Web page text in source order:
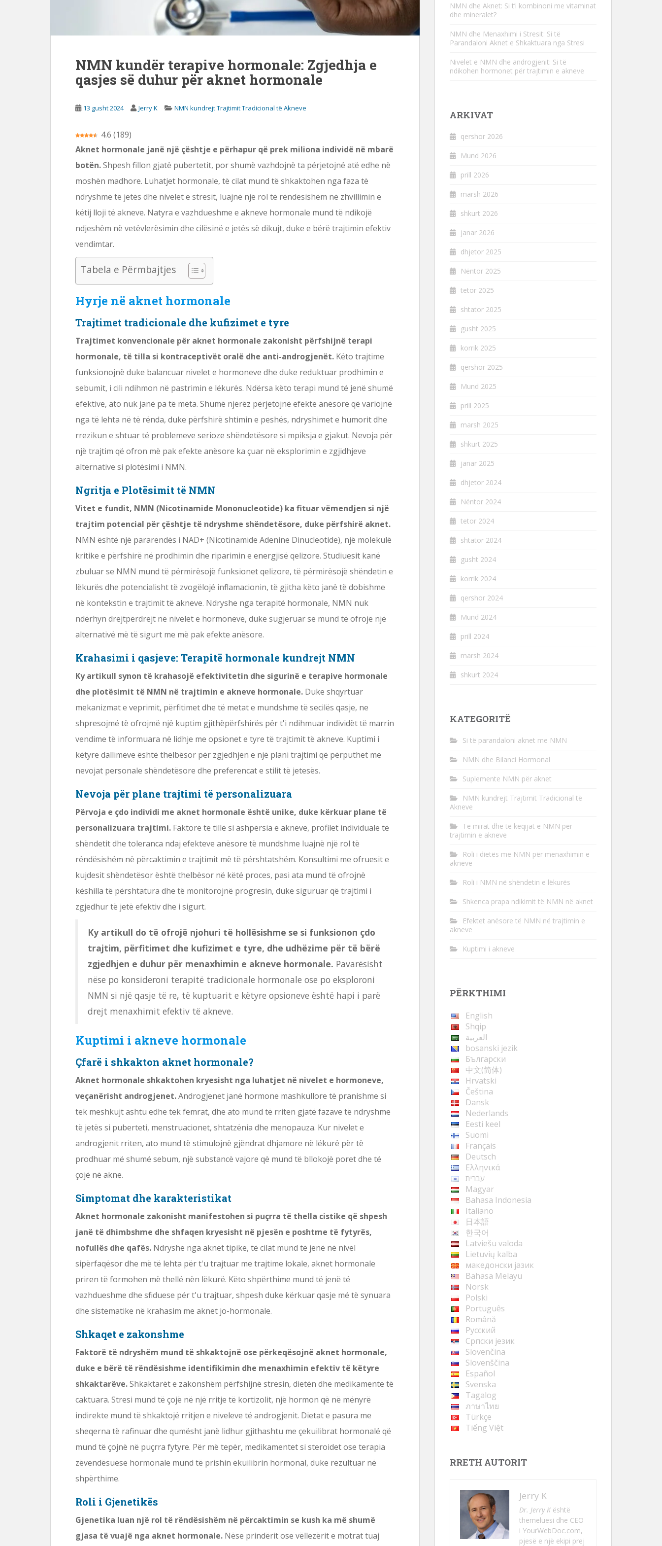
NMN kundër terapive hormonale: Zgjedhja e
qasjes së duhur për aknet hormonale
13 gusht 2024 Jerry K NMN kundrejt Trajtimit Tradicional të Akneve
4.6 (189)
Aknet hormonale janë një çështje e përhapur që prek miliona individë në mbarë
botën.Shpesh fillon gjatë pubertetit, por shumë vazhdojnë ta përjetojnë atë edhe në
moshën madhore. Luhatjet hormonale, të cilat mund të shkaktohen nga faza të
ndryshme të jetës dhe nivelet e stresit, luajnë një rol të rëndësishëm në zhvillimin e
këtij lloji të akneve. Natyra e vazhdueshme e akneve hormonale mund të ndikojë
ndjeshëm në vetëvlerësimin dhe cilësinë e jetës së dikujt, duke e bërë trajtimin efektiv
vendimtar.
Tabela e Përmbajtjes
Hyrje në aknet hormonale
Trajtimet tradicionale dhe kufizimet e tyre
Trajtimet konvencionale për aknet hormonale zakonisht përfshijnë terapi
hormonale, të tilla si kontraceptivët oralë dhe anti-androgjenët. Këto trajtime
funksionojnë duke balancuar nivelet e hormoneve dhe duke reduktuar prodhimin e
sebumit, i cili ndihmon në pastrimin e lëkurës. Ndërsa këto terapi mund të jenë shumë
efektive, ato nuk janë pa të meta. Shumë njerëz përjetojnë efekte anësore që variojnë
nga të lehta në të rënda, duke përfshirë shtimin e peshës, ndryshimet e humorit dhe
rrezikun e shtuar të problemeve serioze shëndetësore si mpiksja e gjakut. Nevoja për
një trajtim që ofron më pak efekte anësore ka çuar në eksplorimin e zgjidhjeve
alternative si plotësimi i NMN.
Ngritja e Plotësimit të NMN
Vitet e fundit, NMN (Nicotinamide Mononucleotide) ka fituar vëmendjen si një
trajtim potencial për çështje të ndryshme shëndetësore, duke përfshirë aknet.
NMN është një pararendës i NAD+ (Nicotinamide Adenine Dinucleotide), një molekulë
kritike e përfshirë në prodhimin dhe riparimin e energjisë qelizore. Studiuesit kanë
zbuluar se NMN mund të përmirësojë funksionet qelizore, të përmirësojë shëndetin e
lëkurës dhe potencialisht të zvogëlojë inflamacionin, të gjitha këto janë të dobishme
në kontekstin e trajtimit të akneve. Ndryshe nga terapitë hormonale, NMN nuk
ndërhyn drejtpërdrejt në nivelet e hormoneve, duke sugjeruar se mund të ofrojë një
alternativë më të sigurt me më pak efekte anësore.
Krahasimi i qasjeve: Terapitë hormonale kundrejt NMN
Ky artikull synon të krahasojë efektivitetin dhe sigurinë e terapive hormonale
dhe plotësimit të NMN në trajtimin e akneve hormonale. Duke shqyrtuar
mekanizmat e veprimit, përfitimet dhe të metat e mundshme të secilës qasje, ne
shpresojmë të ofrojmë një kuptim gjithëpërfshirës për t'i ndihmuar individët të marrin
vendime të informuara në lidhje me opsionet e tyre të trajtimit të akneve. Kuptimi i
këtyre dallimeve është thelbësor për zgjedhjen e një plani trajtimi që përputhet me
nevojat personale shëndetësore dhe preferencat e stilit të jetesës.
Nevoja për plane trajtimi të personalizuara
Përvoja e çdo individi me aknet hormonale është unike, duke kërkuar plane të
personalizuara trajtimi. Faktorë të tillë si ashpërsia e akneve, profilet individuale të
shëndetit dhe toleranca ndaj efekteve anësore të mundshme luajnë një rol të
rëndësishëm në përcaktimin e trajtimit më të përshtatshëm. Konsultimi me ofruesit e
kujdesit shëndetësor është thelbësor në këtë proces, pasi ata mund të ofrojnë
këshilla të përshtatura dhe të monitorojnë progresin, duke siguruar që trajtimi i
zgjedhur të jetë efektiv dhe i sigurt.
Ky artikull do të ofrojë njohuri të hollësishme se si funksionon çdo
trajtim, përfitimet dhe kufizimet e tyre, dhe udhëzime për të bërë
zgjedhjen e duhur për menaxhimin e akneve hormonale. Pavarësisht
nëse po konsideroni terapitë tradicionale hormonale ose po eksploroni
NMN si një qasje të re, të kuptuarit e këtyre opsioneve është hapi i parë
drejt menaxhimit efektiv të akneve.
Kuptimi i akneve hormonale
Çfarë i shkakton aknet hormonale?
Aknet hormonale shkaktohen kryesisht nga luhatjet në nivelet e hormoneve,
veçanërisht androgjenet.Androgjenet janë hormone mashkullore të pranishme si
tek meshkujt ashtu edhe tek femrat, dhe ato mund të rriten gjatë fazave të ndryshme
të jetës si puberteti, menstruacionet, shtatzënia dhe menopauza. Kur nivelet e
androgjenit rriten, ato mund të stimulojnë gjëndrat dhjamore në lëkurë për të
prodhuar më shumë sebum, një substancë vajore që mund të bllokojë poret dhe të
çojë në akne.
Simptomat dhe karakteristikat
Aknet hormonale zakonisht manifestohen si puçrra të thella cistike që shpesh
janë të dhimbshme dhe shfaqen kryesisht në pjesën e poshtme të fytyrës,
nofullës dhe qafës. Ndryshe nga aknet tipike, të cilat mund të jenë në nivel
sipërfaqësor dhe më të lehta për t'u trajtuar me trajtime lokale, aknet hormonale
priren të formohen më thellë nën lëkurë. Këto shpërthime mund të jenë të
vazhdueshme dhe sfiduese për t'u trajtuar, shpesh duke kërkuar qasje më të synuara
dhe sistematike në krahasim me aknet jo-hormonale.
Shkaqet e zakonshme
Faktorë të ndryshëm mund të shkaktojnë ose përkeqësojnë aknet hormonale,
duke e bërë të rëndësishme identifikimin dhe menaxhimin efektiv të këtyre
shkaktarëve.Shkaktarët e zakonshëm përfshijnë stresin, dietën dhe medikamente të
caktuara. Stresi mund të çojë në një rritje të kortizolit, një hormon që në mënyrë
indirekte mund të shkaktojë rritjen e niveleve të androgjenit. Dietat e pasura me
sheqerna të rafinuar dhe qumësht janë lidhur gjithashtu me çekuilibrat hormonalë që
mund të çojnë në puçrra fytyre. Për më tepër, medikamentet si steroidet ose terapia
zëvendësuese hormonale mund të prishin ekuilibrin hormonal, duke rezultuar në
shpërthime.
Roli i Gjenetikës
Gjenetika luan një rol të rëndësishëm në përcaktimin se kush ka më shumë
gjasa të vuajë nga aknet hormonale. Nëse prindërit ose vëllezërit e motrat tuaj
NMN dhe Aknet: Si t’i kombinoni me vitaminat
dhe mineralet?
NMN dhe Menaxhimi i Stresit: Si të
Parandaloni Aknet e Shkaktuara nga Stresi
Nivelet e NMN dhe androgjenit: Si të
ndikohen hormonet për trajtimin e akneve
ARKIVAT
qershor 2026
Mund 2026
prill 2026
marsh 2026
shkurt 2026
janar 2026
dhjetor 2025
Nëntor 2025
tetor 2025
shtator 2025
gusht 2025
korrik 2025
qershor 2025
Mund 2025
prill 2025
marsh 2025
shkurt 2025
janar 2025
dhjetor 2024
Nëntor 2024
tetor 2024
shtator 2024
gusht 2024
korrik 2024
qershor 2024
Mund 2024
prill 2024
marsh 2024
shkurt 2024
KATEGORITË
Si të parandaloni aknet me NMN
NMN dhe Bilanci Hormonal
Suplemente NMN për aknet
NMN kundrejt Trajtimit Tradicional të
Akneve
Të mirat dhe të këqijat e NMN për
trajtimin e akneve
Roli i dietës me NMN për menaxhimin e
akneve
Roli i NMN në shëndetin e lëkurës
Shkenca prapa ndikimit të NMN në aknet
Efektet anësore të NMN në trajtimin e
akneve
Kuptimi i akneve
PËRKTHIMI
English
Shqip
العربية
bosanski jezik
Български
中文(简体)
Hrvatski
Čeština
Dansk
Nederlands
Eesti keel
Suomi
Français
Deutsch
Ελληνικά
עברית
Magyar
Bahasa Indonesia
Italiano
日本語
한국어
Latviešu valoda
Lietuvių kalba
македонски јазик
Bahasa Melayu
Norsk
Polski
Português
Română
Русский
Cрпски језик
Slovenčina
Slovenščina
Español
Svenska
Tagalog
ภาษาไทย
Türkçe
Tiếng Việt
RRETH AUTORIT
Jerry K
Dr. Jerry Kështë
themeluesi dhe CEO
i YourWebDoc.com,
pjesë e një ekipi prej